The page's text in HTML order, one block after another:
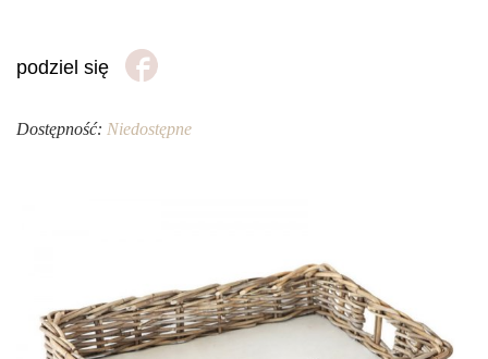
podziel się
Dostępność: Niedostępne